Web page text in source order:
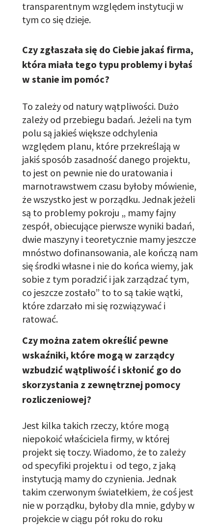
transparentnym względem instytucji w
tym co się dzieje.
Czy zgłaszała się do Ciebie jakaś firma,
która miała tego typu problemy i byłaś
w stanie im pomóc?
To zależy od natury wątpliwości. Dużo
zależy od przebiegu badań. Jeżeli na tym
polu są jakieś większe odchylenia
względem planu, które przekreślają w
jakiś sposób zasadność danego projektu,
to jest on pewnie nie do uratowania i
marnotrawstwem czasu byłoby mówienie,
że wszystko jest w porządku. Jednak jeżeli
są to problemy pokroju „ mamy fajny
zespół, obiecujące pierwsze wyniki badań,
dwie maszyny i teoretycznie mamy jeszcze
mnóstwo dofinansowania, ale kończą nam
się środki własne i nie do końca wiemy, jak
sobie z tym poradzić i jak zarządzaćtym,
co jeszcze zostało” to to są takie wątki,
które zdarzało mi się rozwiązywać i
ratować.
Czy można zatem określić pewne
wskaźniki, które mogą w zarządcy
wzbudzić wątpliwość i skłonić go do
skorzystania z zewnętrznej pomocy
rozliczeniowej?
Jest kilka takich rzeczy, które mogą
niepokoić właściciela firmy, w której
projekt się toczy. Wiadomo, że to zależy
od specyfiki projektu i od tego, z jaką
instytucją mamy do czynienia. Jednak
takim czerwonym światełkiem, że coś jest
nie w porządku, byłoby dla mnie, gdyby w
projekcie w ciągu pół roku do roku